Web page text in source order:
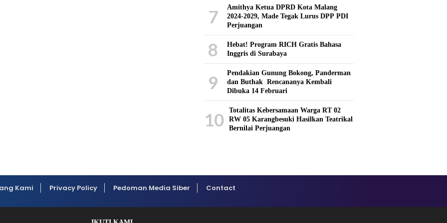
7
Amithya Ketua DPRD Kota Malang
2024-2029, Made Tegak Lurus DPP PDI
Perjuangan
8
Hebat! Program RICH Gratis Bahasa
Inggris di Surabaya
9
Pendakian Gunung Bokong, Panderman
dan Buthak Rencananya Kembali
Dibuka 14 Februari
10
Totalitas Kebersamaan Warga RT 02
RW 05 Karangbesuki Hasilkan Teatrikal
Bernilai Perjuangan
Kami Privacy Policy Pedoman Media Siber Contact